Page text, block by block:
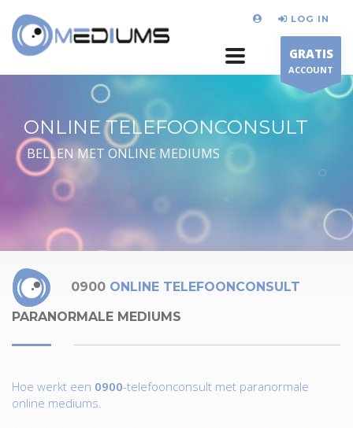
LOG IN
GRATIS
ACCOUNT
ONLINE TELEFOONCONSULT
BELLEN MET ONLINE MEDIUMS
0900 ONLINE TELEFOONCONSULT
PARANORMALE MEDIUMS
Hoe werkt een 0900-telefoonconsult met paranormale
online mediums.